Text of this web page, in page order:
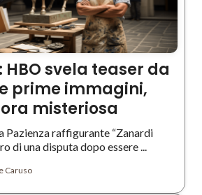
HBO svela teaser da
prime immagini,
misteriosa
Pazienza raffigurante “Zanardi
di una disputa dopo essere ...
Caruso